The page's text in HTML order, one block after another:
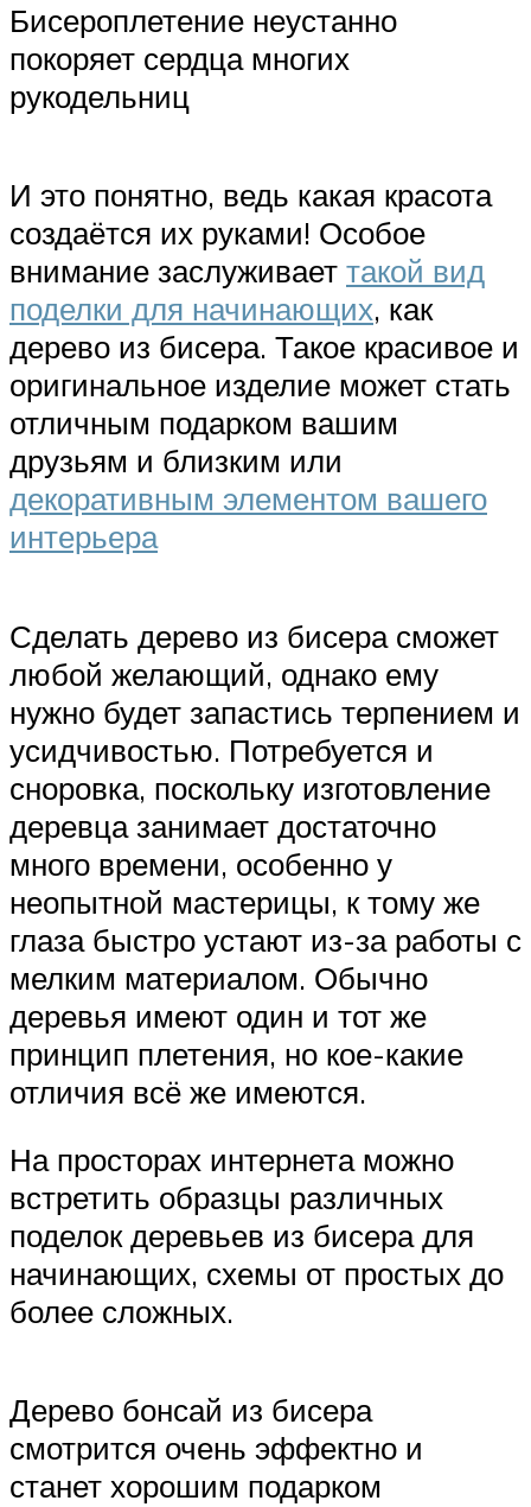
Бисероплетение неустанно
покоряет сердца многих
рукодельниц
И это понятно, ведь какая красота
создаётся их руками! Особое
внимание заслуживает такой вид
поделки для начинающих, как
дерево из бисера. Такое красивое и
оригинальное изделие может стать
отличным подарком вашим
друзьям и близким или
декоративным элементом вашего
интерьера
Сделать дерево из бисера сможет
любой желающий, однако ему
нужно будет запастись терпением и
усидчивостью. Потребуется и
сноровка, поскольку изготовление
деревца занимает достаточно
много времени, особенно у
неопытной мастерицы, к тому же
глаза быстро устают из-за работы с
мелким материалом. Обычно
деревья имеют один и тот же
принцип плетения, но кое-какие
отличия всё же имеются.
На просторах интернета можно
встретить образцы различных
поделок деревьев из бисера для
начинающих, схемы от простых до
более сложных.
Дерево бонсай из бисера
смотрится очень эффектно и
станет хорошим подарком